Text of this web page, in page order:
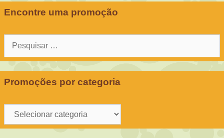
Encontre uma promoção
Pesquisar
Promoções por categoria
Promoções
por